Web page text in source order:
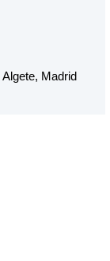
Madrid